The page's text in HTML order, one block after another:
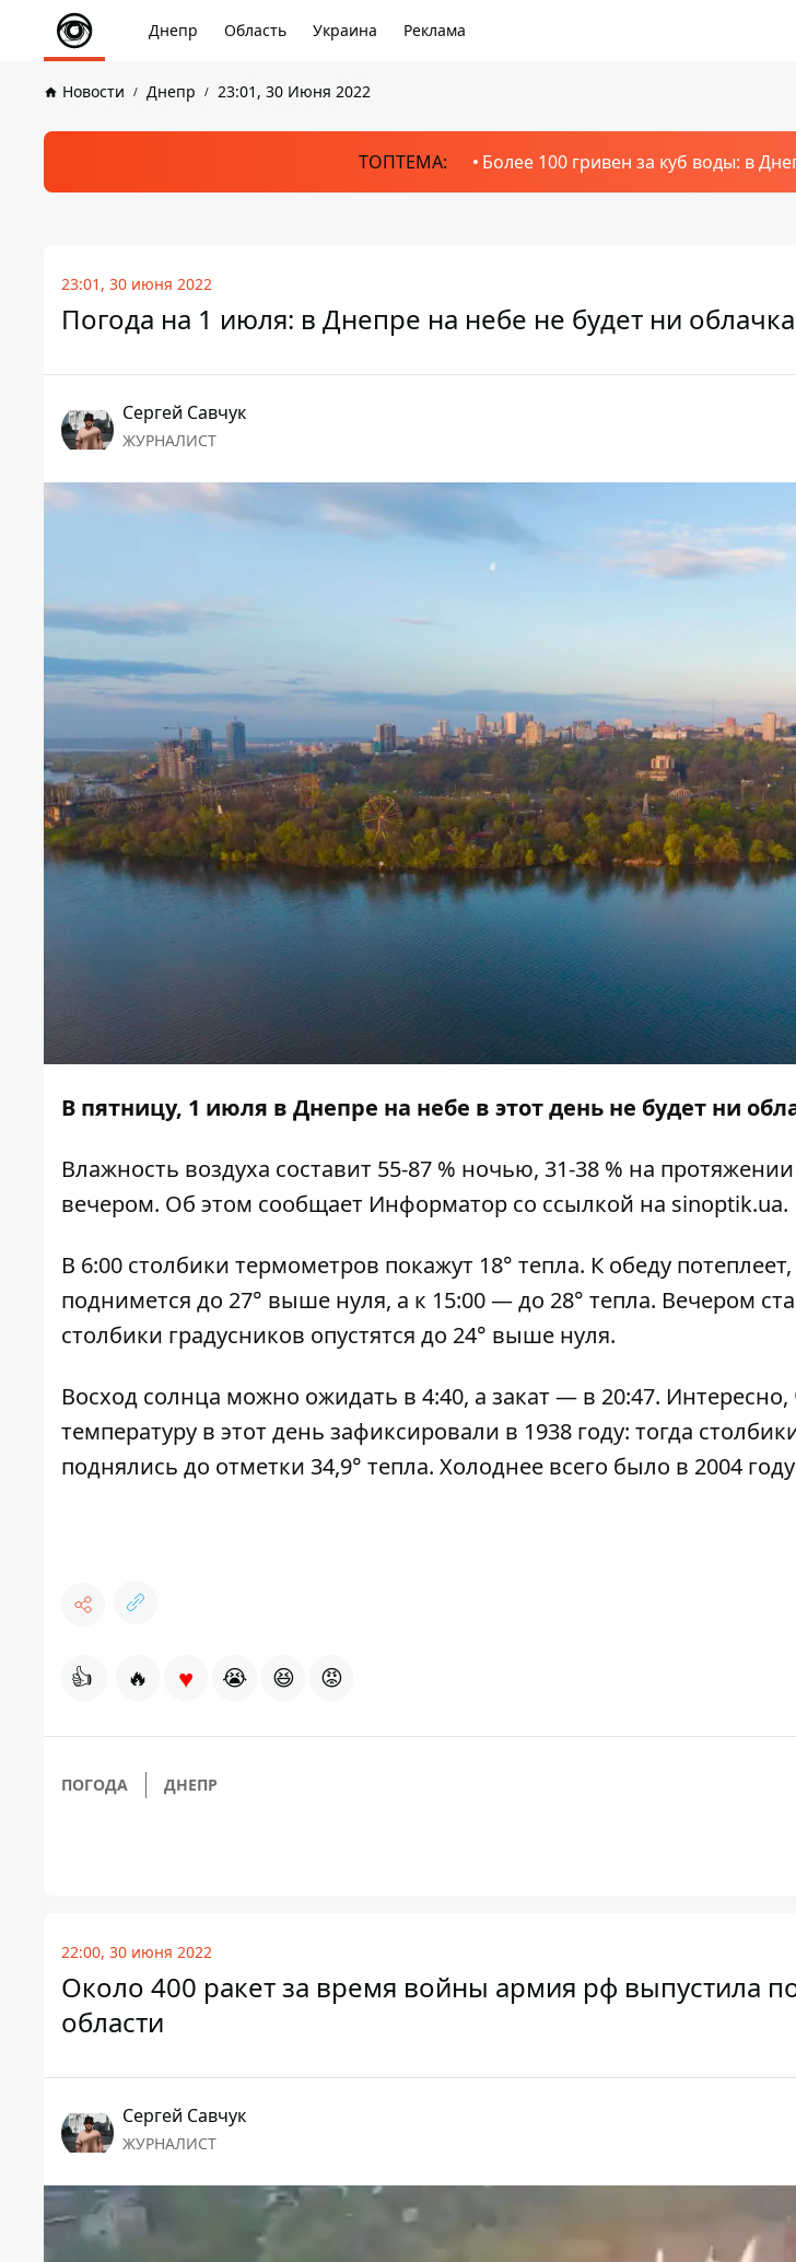
Днепр Область Украина Реклама
Новости Днепр 23:01, 30 Июня 2022
ТОПТЕМА: Более 100 гривен за куб воды: в
23:01, 30 июня 2022
Погода на 1 июля: в Днепре на небе не будет ни облачка
Сергей Савчук
ЖУРНАЛИСТ
В пятницу, 1 июля в Днепре на небе в этот день не будет ни
Влажность воздуха составит 55-87 % ночью, 31-38 % на
вечером. Об этом сообщает Информатор со ссылкой на sinoptik.ua.
В 6:00 столбики термометров покажут 18° тепла. К обеду
поднимется до 27° выше нуля, а к 15:00 — до 28° тепла. Вечером
столбики градусников опустятся до 24° выше нуля.
Восход солнца можно ожидать в 4:40, а закат — в 20:47.
температуру в этот день зафиксировали в 1938 году: тогда
поднялись до отметки 34,9° тепла. Холоднее всего было в 2004
👍 🔥 ♥ 😭 😆 😡
ПОГОДА ДНЕПР
22:00, 30 июня 2022
Около 400 ракет за время войны армия рф выпустила
области
Сергей Савчук
ЖУРНАЛИСТ